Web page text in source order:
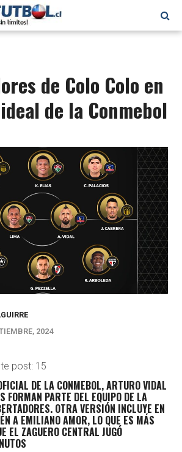
de Colo Colo en
de la Conmebol
2024
post: 15
DE LA CONMEBOL, ARTURO VIDAL
FORMAN PARTE DEL EQUIPO DE LA
OTRA VERSIÓN INCLUYE EN
A EMILIANO AMOR, LO QUE ES MÁS
EL ZAGUERO CENTRAL JUGÓ